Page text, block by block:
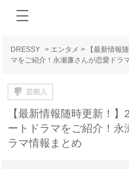
DRESSY > エンタメ >
【最新情報
マをご紹介！永瀬廉さんが恋愛ドラ
芸能人
【最新情報随時更新！
ートドラマをご紹介！
ラマ情報まとめ